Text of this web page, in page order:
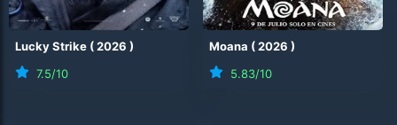
Lucky Strike (2026 )
7.5/10
Moana (2026 )
5.83/10